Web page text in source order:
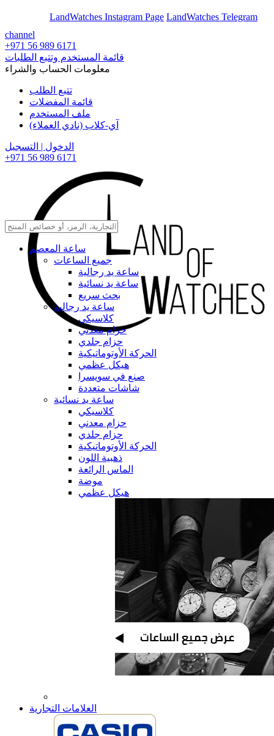
LandWatches Instagram Page LandWatches Telegram
channel
+971 56 989 6171
قائمة المستخدم وتتبع الطلبات
معلومات الحساب والشراء
تتبع الطلب
قائمة المفضلات
ملف المستخدم
آي-كلاب (نادي العملاء)
الدخول | التسجيل
+971 56 989 6171
ساعة المعصم
جميع الساعات
ساعة يد رجالية
ساعة يد نسائية
بحث سريع
ساعة يد رجالية
كلاسيكي
حزام معدني
حزام جلدي
الحركة الأوتوماتيكية
هيكل عظمي
صنع في سويسرا
شاشات متعددة
ساعة يد نسائية
كلاسيكي
حزام معدني
حزام جلدي
الحركة الأوتوماتيكية
ذهبية اللون
الماس الرائعة
موضة
هيكل عظمي
العلامات التجارية